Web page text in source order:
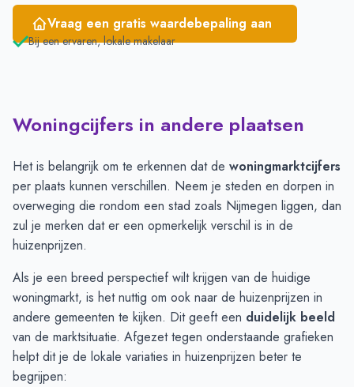
Vraag een gratis waardebepaling aan
Bij een ervaren, lokale makelaar
Woningcijfers in andere plaatsen
Het is belangrijk om te erkennen dat de woningmarktcijfers
per plaats kunnen verschillen. Neem je steden en dorpen in
overweging die rondom een stad zoals Nijmegen liggen, dan
zul je merken dat er een opmerkelijk verschil is in de
huizenprijzen.
Als je een breed perspectief wilt krijgen van de huidige
woningmarkt, is het nuttig om ook naar de huizenprijzen in
andere gemeenten te kijken. Dit geeft een duidelijk beeld
van de marktsituatie. Afgezet tegen onderstaande grafieken
helpt dit je de lokale variaties in huizenprijzen beter te
begrijpen: